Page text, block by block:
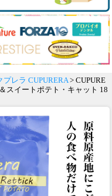
プレラ CUPURERA> CUPURE
スイートポテト・キャット 18